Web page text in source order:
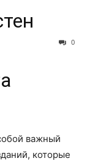
0
важный
которые